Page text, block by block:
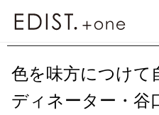
EDIST. +one 色を味方につけて自
色を味方につけて
ディネーター・谷